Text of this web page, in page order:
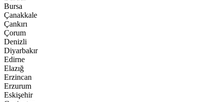
Bursa
Çanakkale
Çankırı
Çorum
Denizli
Diyarbakır
Edirne
Elazığ
Erzincan
Erzurum
Eskişehir